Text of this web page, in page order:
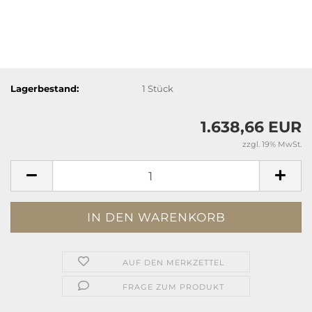
Lagerbestand: 1Stück
1.638,66 EUR
zzgl. 19% MwSt.
AUF DEN MERKZETTEL
FRAGE ZUM PRODUKT